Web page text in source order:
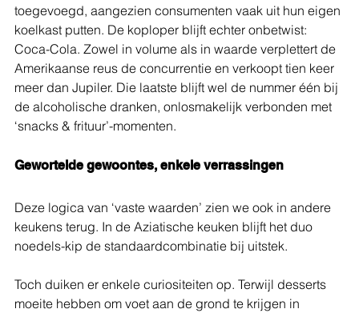
toegevoegd, aangezien consumenten vaak uit hun eigen
koelkast putten. De koploper blijft echter onbetwist:
Coca-Cola. Zowel in volume als in waarde verplettert de
Amerikaanse reus de concurrentie en verkoopt tien keer
meer dan Jupiler. Die laatste blijft wel de nummer één bij
de alcoholische dranken, onlosmakelijk verbonden met
‘snacks & frituur’-momenten.
Gewortelde gewoontes, enkele verrassingen
Deze logica van ‘vaste waarden’ zien we ook in andere
keukens terug. In de Aziatische keuken blijft het duo
noedels-kip de standaardcombinatie bij uitstek.
Toch duiken er enkele curiositeiten op. Terwijl desserts
moeite hebben om voet aan de grond te krijgen in